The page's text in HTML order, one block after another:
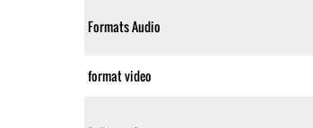
Formats Audio
format video